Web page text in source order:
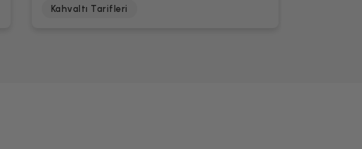
Kahvaltı Tarifleri